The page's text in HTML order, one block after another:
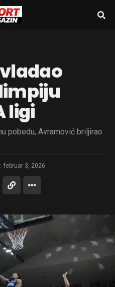
ligi
pobedu, Avramović briljirao
februar 3, 2026